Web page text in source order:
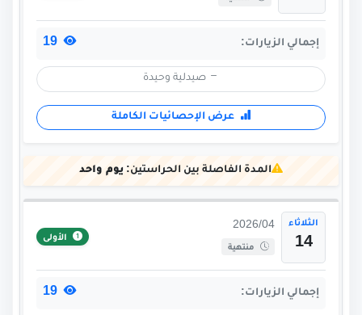
إجمالي الزيارات:
صيدلية وحيدة
عرض الإحصائيات الكاملة
المدة الفاصلة بين الحراستين: يوم واحد
الثلاثاء
14
2026/04
منتهية
الأولى
إجمالي الزيارات: